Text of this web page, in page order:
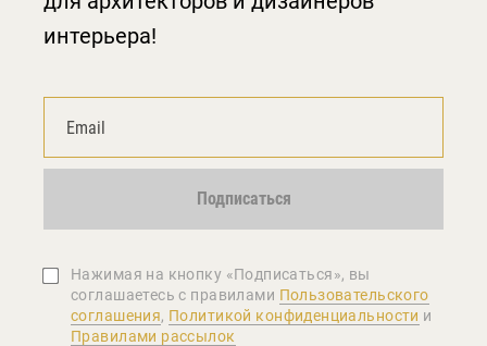
интерьера!
Подписаться
Нажимая на кнопку «Подписаться», вы
соглашаетеcь с правилами Пользовательского
соглашения, Политикой конфиденциальности и
Правилами рассылок